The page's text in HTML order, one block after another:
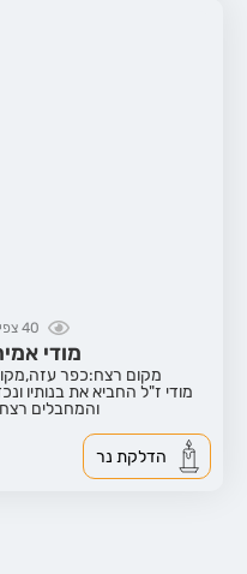
40
מודי
מקום רצח:כפר עזה,
מודי ז"ל החביא את בנותיו
והמחבלים
הדלקת נר